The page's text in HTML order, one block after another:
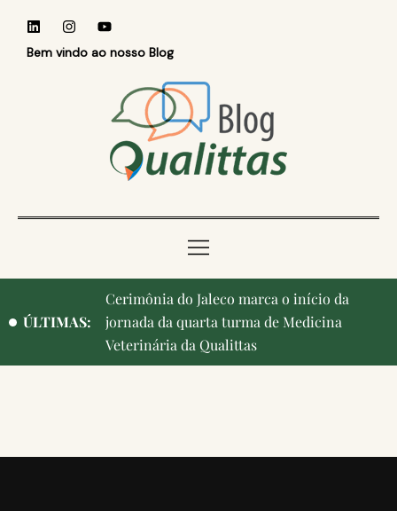
Bem vindo ao nosso Blog
ÚLTIMAS:
Qualittas, Portas Abertas! e aniversário de
Campinas, cidade onde nasceu a instituição,
ganham destaque na imprensa